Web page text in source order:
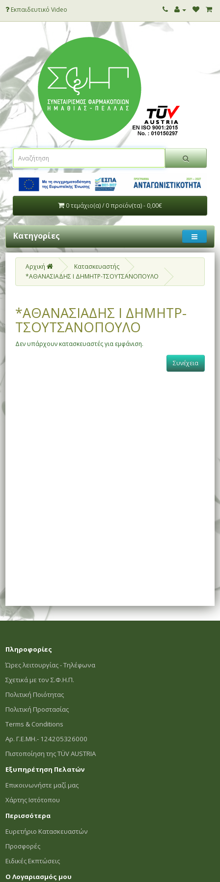
Εκπαιδευτικό Video
0 τεμάχιο(α) / 0 προϊόν(τα) - 0,00€
Κατηγορίες
Αρχική
Κατασκευαστής
*ΑΘΑΝΑΣΙΑΔΗΣ Ι ΔΗΜΗΤΡ-ΤΣΟΥΤΣΑΝΟΠΟΥΛΟ
*ΑΘΑΝΑΣΙΑΔΗΣ Ι ΔΗΜΗΤΡ-
ΤΣΟΥΤΣΑΝΟΠΟΥΛΟ
Δεν υπάρχουν κατασκευαστές για εμφάνιση.
Συνέχεια
Πληροφορίες
Ώρες λειτουργίας - Τηλέφωνα
Σχετικά με τον Σ.Φ.Η.Π.
Πολιτική Ποιότητας
Πολιτική Προστασίας
Terms & Conditions
Αρ. Γ.Ε.ΜΗ.- 124205326000
Πιστοποίηση της TÜV AUSTRIA
Εξυπηρέτηση Πελατών
Επικοινωνήστε μαζί μας
Χάρτης Ιστότοπου
Περισσότερα
Ευρετήριο Κατασκευαστών
Προσφορές
Ειδικές Εκπτώσεις
Ο Λογαριασμός μου